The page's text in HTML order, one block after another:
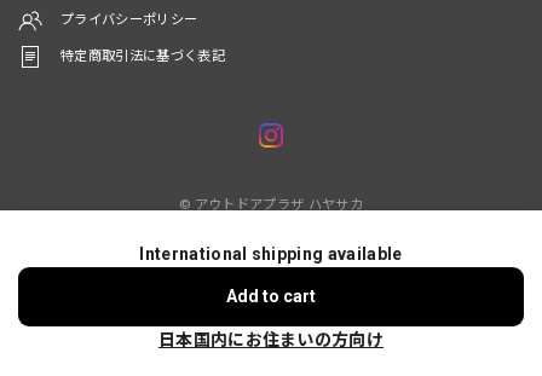
プライバシーポリシー
特定商取引法に基づく表記
© アウトドアプラザ ハヤサカ
International shipping available
Add to cart
日本国内にお住まいの方向け
ショップに質問する